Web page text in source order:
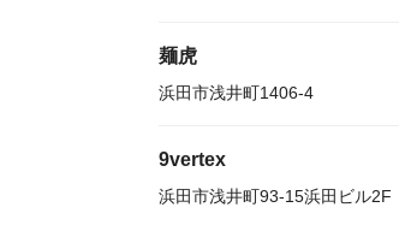
麺虎
浜田市浅井町1406-4
9vertex
浜田市浅井町93-15浜田ビル2F